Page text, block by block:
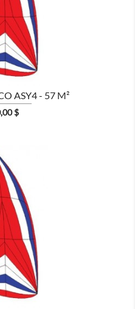
ASY4 - 57 M²
$